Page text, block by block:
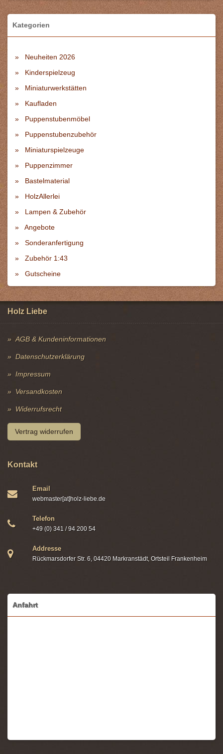
Kategorien
Neuheiten 2026
Kinderspielzeug
Miniaturwerkstätten
Kaufladen
Puppenstubenmöbel
Puppenstubenzubehör
Miniaturspielzeuge
Puppenzimmer
Bastelmaterial
HolzAllerlei
Lampen & Zubehör
Angebote
Sonderanfertigung
Zubehör 1:43
Gutscheine
Holz Liebe
AGB & Kundeninformationen
Datenschutzerklärung
Impressum
Versandkosten
Widerrufsrecht
Vertrag widerrufen
Kontakt
Email
webmaster[at]holz-liebe.de
Telefon
+49 (0) 341 / 94 200 54
Addresse
Rückmarsdorfer Str. 6, 04420 Markranstädt, Ortsteil Frankenheim
Anfahrt